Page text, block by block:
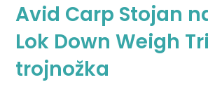
Avid Carp Stojan
Lok Down Weigh
trojnožka